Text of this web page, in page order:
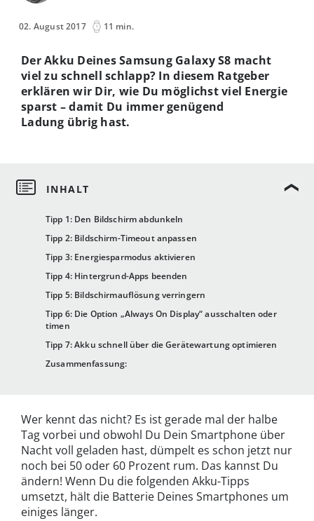
02. August 2017 11 min.
Tipp 1: Den Bildschirm abdunkeln
Tipp 2: Bildschirm-Timeout anpassen
Tipp 3: Energiesparmodus aktivieren
Tipp 4: Hintergrund-Apps beenden
Tipp 5: Bildschirmauflösung verringern
Tipp 6: Die Option „Always On Display“ ausschalten oder
timen
Tipp 7: Akku schnell über die Gerätewartung optimieren
Zusammenfassung:
Der Akku Deines Samsung Galaxy S8 macht
viel zu schnell schlapp? In diesem Ratgeber
erklären wir Dir, wie Du möglichst viel Energie
sparst – damit Du immer genügend
Ladung übrig hast.
Wer kennt das nicht? Es ist gerade mal der halbe
Tag vorbei und obwohl Du Dein Smartphone über
Nacht voll geladen hast, dümpelt es schon jetzt nur
noch bei 50 oder 60 Prozent rum. Das kannst Du
ändern! Wenn Du die folgenden Akku-Tipps
umsetzt, hält die Batterie Deines Smartphones um
einiges länger.